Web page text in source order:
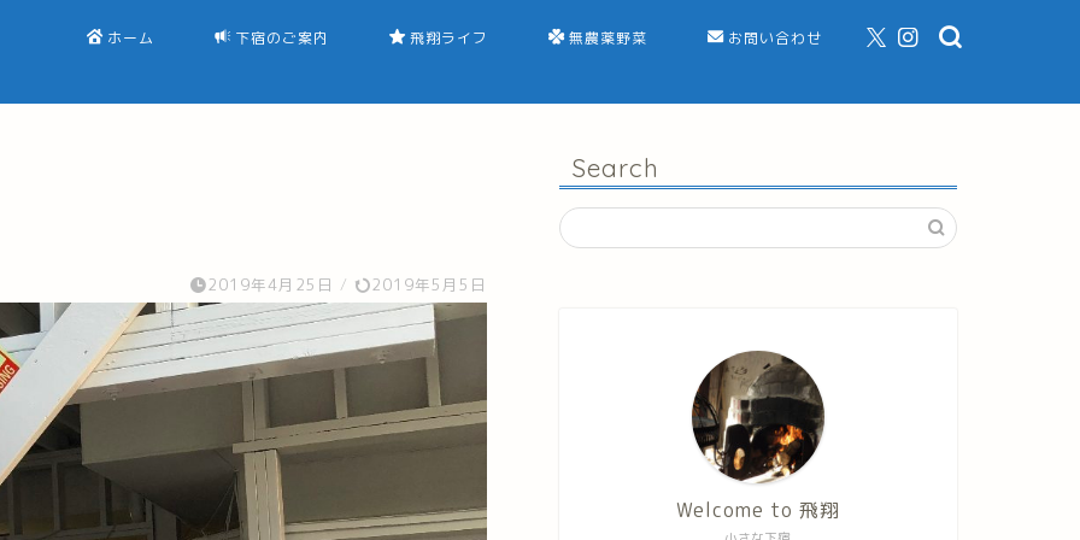
ホーム 下宿のご案内 飛翔ライフ 無農薬野菜 お問い合わせ
2019年4月25日 / 2019年5月5日
Search
Welcome to 飛翔